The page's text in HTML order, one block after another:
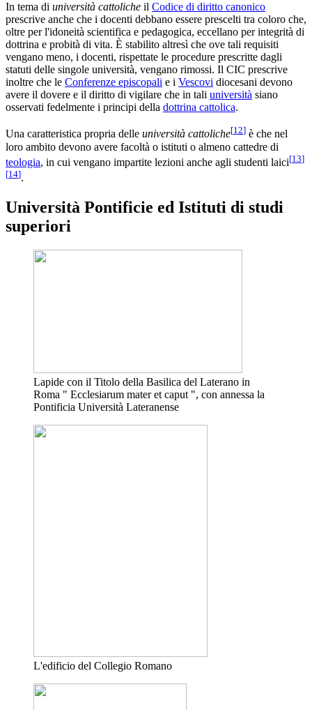
In tema di università cattoliche il Codice di diritto canonico
prescrive anche che i docenti debbano essere prescelti tra coloro che,
oltre per l'idoneità scientifica e pedagogica, eccellano per integrità di
dottrina e probità di vita. È stabilito altresì che ove tali requisiti
vengano meno, i docenti, rispettate le procedure prescritte dagli
statuti delle singole università, vengano rimossi. Il CIC prescrive
inoltre che le Conferenze episcopali e i Vescovi diocesani devono
avere il dovere e il diritto di vigilare che in tali università siano
osservati fedelmente i principi della dottrina cattolica.
Una caratteristica propria delle università cattoliche[12] è che nel
loro ambito devono avere facoltà o istituti o almeno cattedre di
teologia, in cui vengano impartite lezioni anche agli studenti laici[13]
[14].
Università Pontificie ed Istituti di studi
superiori
Lapide con il Titolo della Basilica del Laterano in
Roma " Ecclesiarum mater et caput ", con annessa la
Pontificia Università Lateranense
L'edificio del Collegio Romano